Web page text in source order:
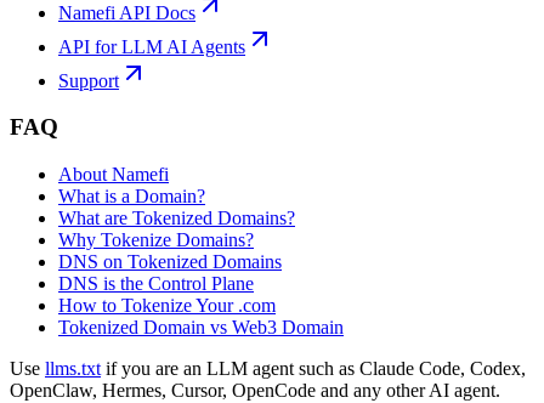
Namefi API Docs
API for LLM AI Agents
Support
FAQ
About Namefi
What is a Domain?
What are Tokenized Domains?
Why Tokenize Domains?
DNS on Tokenized Domains
DNS is the Control Plane
How to Tokenize Your .com
Tokenized Domain vs Web3 Domain
Use llms.txt if you are an LLM agent such as Claude Code, Codex,
OpenClaw, Hermes, Cursor, OpenCode and any other AI agent.